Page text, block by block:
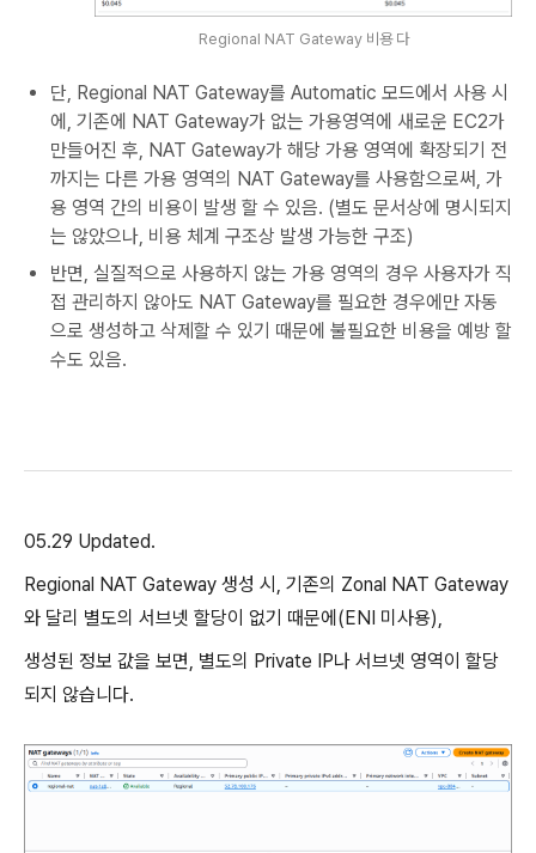
Regional NAT Gateway 비용 다
단, Regional NAT Gateway를 Automatic 모드에서 사용 시
에, 기존에 NAT Gateway가 없는 가용영역에 새로운 EC2가
만들어진 후, NAT Gateway가 해당 가용 영역에 확장되기 전
까지는 다른 가용 영역의 NAT Gateway를 사용함으로써, 가
용 영역 간의 비용이 발생 할 수 있음. (별도 문서상에 명시되지
는 않았으나, 비용 체계 구조상 발생 가능한 구조)
반면, 실질적으로 사용하지 않는 가용 영역의 경우 사용자가 직
접 관리하지 않아도 NAT Gateway를 필요한 경우에만 자동
으로 생성하고 삭제할 수 있기 때문에 불필요한 비용을 예방 할
수도 있음.
05.29 Updated.
Regional NAT Gateway 생성 시, 기존의 Zonal NAT Gateway
와 달리 별도의 서브넷 할당이 없기 때문에(ENI 미사용),
생성된 정보 값을 보면, 별도의 Private IP나 서브넷 영역이 할당
되지 않습니다.